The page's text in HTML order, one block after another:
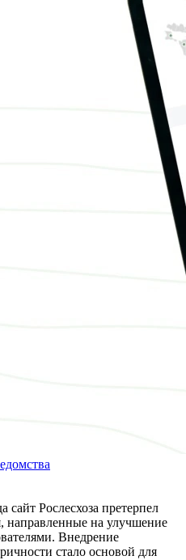
сайт Рослесхоза претерпел
направленные на улучшение
Внедрение
стало основой для